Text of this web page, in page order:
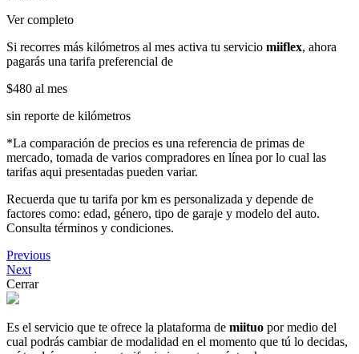
Ver completo
Si recorres más kilómetros al mes activa tu servicio miiflex, ahora
pagarás una tarifa preferencial de
$480 al mes
sin reporte de kilómetros
*La comparación de precios es una referencia de primas de
mercado, tomada de varios compradores en línea por lo cual las
tarifas aqui presentadas pueden variar.
Recuerda que tu tarifa por km es personalizada y depende de
factores como: edad, género, tipo de garaje y modelo del auto.
Consulta términos y condiciones.
Previous
Next
Cerrar
Es el servicio que te ofrece la plataforma de miituo por medio del
cual podrás cambiar de modalidad en el momento que tú lo decidas,